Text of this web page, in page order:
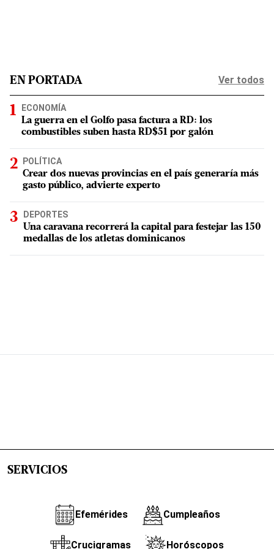
EN PORTADA Ver todos
ECONOMÍA
La guerra en el Golfo pasa factura a RD: los
combustibles suben hasta RD$51 por galón
POLÍTICA
Crear dos nuevas provincias en el país generaría más
gasto público, advierte experto
DEPORTES
Una caravana recorrerá la capital para festejar las 150
medallas de los atletas dominicanos
SERVICIOS
Efemérides Cumpleaños
Crucigramas Horóscopos